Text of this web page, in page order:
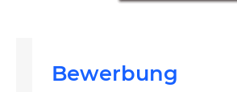
Bewerbung